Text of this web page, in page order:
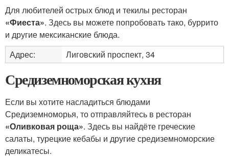
Для любителей острых блюд и текилы ресторан
«Фиеста». Здесь вы можете попробовать тако, буррито
и другие мексиканские блюда.
Адрес:
Лиговский проспект, 34
Средиземноморская кухня
Если вы хотите насладиться блюдами
Средиземноморья, то отправляйтесь в ресторан
«Оливковая роща». Здесь вы найдёте греческие
салаты, турецкие кебабы и другие средиземноморские
деликатесы.